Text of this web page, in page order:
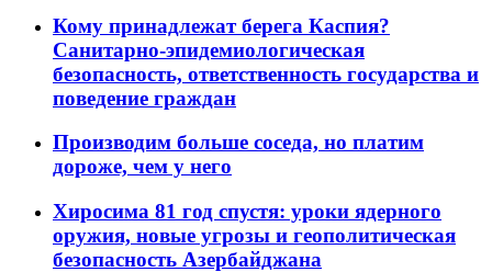
Кому принадлежат берега Каспия?
Санитарно-эпидемиологическая
безопасность, ответственность государства и
поведение граждан
Производим больше соседа, но платим
дороже, чем у него
Хиросима 81 год спустя: уроки ядерного
оружия, новые угрозы и геополитическая
безопасность Азербайджана